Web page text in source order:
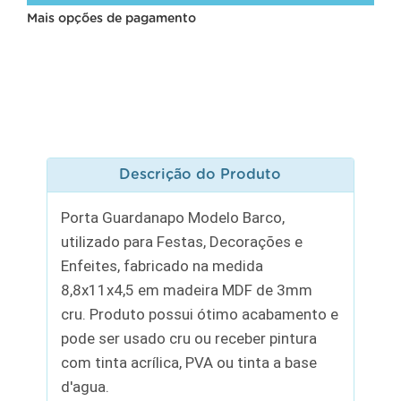
Mais opções de pagamento
Descrição do Produto
Porta Guardanapo Modelo Barco,
utilizado para Festas, Decorações e
Enfeites, fabricado na medida
8,8x11x4,5 em madeira MDF de 3mm
cru. Produto possui ótimo acabamento e
pode ser usado cru ou receber pintura
com tinta acrílica, PVA ou tinta a base
d'agua.